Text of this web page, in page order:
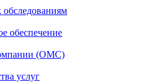
обследованиям
обеспечение
(ОМС)
услуг